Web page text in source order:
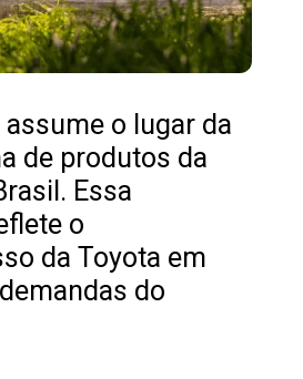
assume o lugar da
de produtos da
Essa
o
da Toyota em
do